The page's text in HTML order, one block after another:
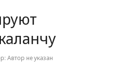
Автор не указан